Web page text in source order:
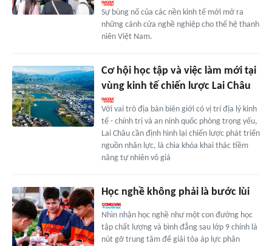
Sự bùng nổ của các nền kinh tế mới mở ra
những cánh cửa nghề nghiệp cho thế hệ thanh
niên Việt Nam.
Cơ hội học tập và việc làm mới tại
vùng kinh tế chiến lược Lai Châu
Với vai trò địa bàn biên giới có vị trí địa lý kinh
tế - chính trị và an ninh quốc phòng trọng yếu,
Lai Châu cần định hình lại chiến lược phát triển
nguồn nhân lực, là chìa khóa khai thác tiềm
năng tự nhiên vô giá
Học nghề không phải là bước lùi
Nhìn nhận học nghề như một con đường học
tập chất lượng và bình đẳng sau lớp 9 chính là
nút gỡ trung tâm để giải tỏa áp lực phân